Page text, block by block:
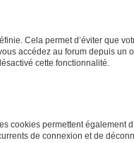
Cela permet d’éviter que
accédez au forum depuis un
cette fonctionnalité.
cookies permettent également
de connexion et de